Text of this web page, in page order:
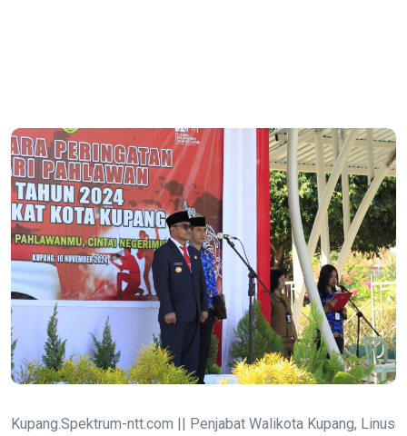
Kupang.Spektrum-ntt.com || Penjabat Walikota Kupang, Linus